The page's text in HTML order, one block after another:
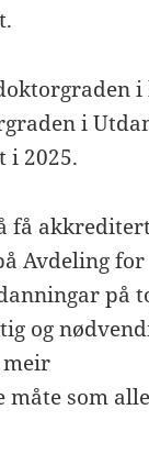
i
i
i 2025.
få
Avdeling for
på
og
måte som